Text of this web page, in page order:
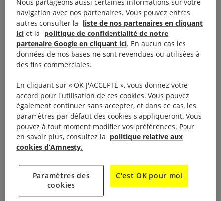
Soirée musicale de 19 h à 23 h au Pôle Culturel
d’Alfortville, Parvis des Arts; avec 3 groupes (Léa
sur les droits des femmes Restauration sur place
Tout public (8 euros l’entrée, gratuit pour les moins
de 12 ans) Ouverture des portes à 19 h
Près de chez vous
Nous partageons aussi certaines informations sur votre
navigation avec nos partenaires. Vous pouvez entres
autres consulter la liste de nos partenaires en cliquant
ici et la politique de confidentialité de notre
partenaire Google en cliquant ici. En aucun cas les
données de nos bases ne sont revendues ou utilisées à
des fins commerciales.
En cliquant sur « OK J'ACCEPTE », vous donnez votre
accord pour l'utilisation de ces cookies. Vous pouvez
également continuer sans accepter, et dans ce cas, les
paramètres par défaut des cookies s'appliqueront. Vous
pouvez à tout moment modifier vos préférences. Pour
en savoir plus, consultez la politique relative aux
cookies d’Amnesty.
Paramètres des
cookies
C'est OK pour moi